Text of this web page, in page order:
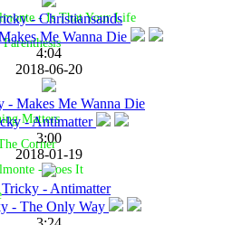
- Is That Your Life
Matters
Corner
- Does It
- Christiansands
4:04
2018-06-20
- Makes Me Wanna Die
3:00
2018-01-19
Tricky - Antimatter